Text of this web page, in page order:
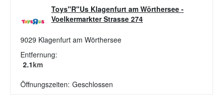
Toys"R"Us Klagenfurt am Wörthersee -
Voelkermarkter Strasse 274
9029 Klagenfurt am Wörthersee
Entfernung:
2.1km
Öffnungszeiten: Geschlossen